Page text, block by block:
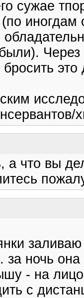
сужае
бросить
а что вы
ночь она
- на
с